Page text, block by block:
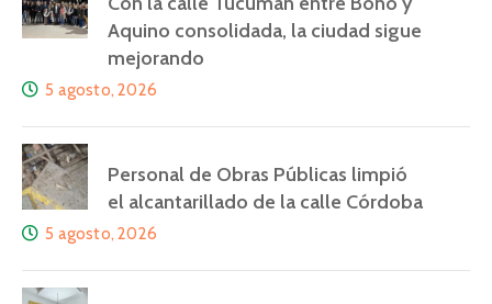
Aquino consolidada, la ciudad sigue
mejorando
5 agosto, 2026
Personal de Obras Públicas limpió
el alcantarillado de la calle Córdoba
5 agosto, 2026